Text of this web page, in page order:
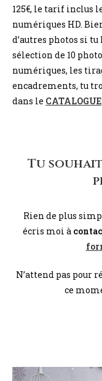
125€, le tarif inclus
numériques HD.
d’autres photos si
sélection de 10
numériques, les
encadrements, tu
dans le CATALOGUE
Tu
Rien de plus
écris moi à
N’attend pas pour
ce